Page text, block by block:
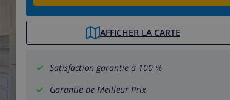
AFFICHER LA CARTE
Satisfaction garantie à 100 %
Garantie de Meilleur Prix